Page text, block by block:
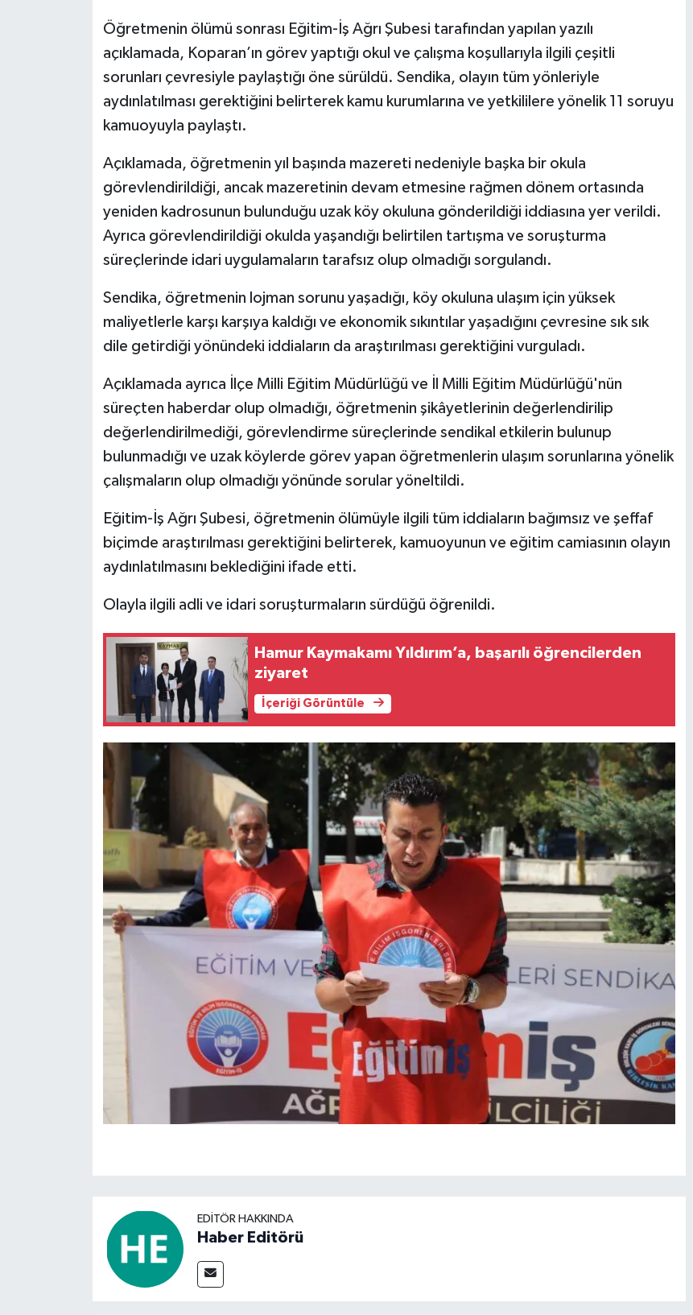
Öğretmenin ölümü sonrası Eğitim-İş Ağrı Şubesi tarafından yapılan yazılı
açıklamada, Koparan’ın görev yaptığı okul ve çalışma koşullarıyla ilgili çeşitli
sorunları çevresiyle paylaştığı öne sürüldü. Sendika, olayın tüm yönleriyle
aydınlatılması gerektiğini belirterek kamu kurumlarına ve yetkililere yönelik 11 soruyu
kamuoyuyla paylaştı.
Açıklamada, öğretmenin yıl başında mazereti nedeniyle başka bir okula
görevlendirildiği, ancak mazeretinin devam etmesine rağmen dönem ortasında
yeniden kadrosunun bulunduğu uzak köy okuluna gönderildiği iddiasına yer verildi.
Ayrıca görevlendirildiği okulda yaşandığı belirtilen tartışma ve soruşturma
süreçlerinde idari uygulamaların tarafsız olup olmadığı sorgulandı.
Sendika, öğretmenin lojman sorunu yaşadığı, köy okuluna ulaşım için yüksek
maliyetlerle karşı karşıya kaldığı ve ekonomik sıkıntılar yaşadığını çevresine sık sık
dile getirdiği yönündeki iddiaların da araştırılması gerektiğini vurguladı.
Açıklamada ayrıca İlçe Milli Eğitim Müdürlüğü ve İl Milli Eğitim Müdürlüğü'nün
süreçten haberdar olup olmadığı, öğretmenin şikâyetlerinin değerlendirilip
değerlendirilmediği, görevlendirme süreçlerinde sendikal etkilerin bulunup
bulunmadığı ve uzak köylerde görev yapan öğretmenlerin ulaşım sorunlarına yönelik
çalışmaların olup olmadığı yönünde sorular yöneltildi.
Eğitim-İş Ağrı Şubesi, öğretmenin ölümüyle ilgili tüm iddiaların bağımsız ve şeffaf
biçimde araştırılması gerektiğini belirterek, kamuoyunun ve eğitim camiasının olayın
aydınlatılmasını beklediğini ifade etti.
Olayla ilgili adli ve idari soruşturmaların sürdüğü öğrenildi.
Hamur Kaymakamı Yıldırım’a, başarılı öğrencilerden
ziyaret
İçeriği Görüntüle
EDITÖR HAKKINDA
Haber Editörü